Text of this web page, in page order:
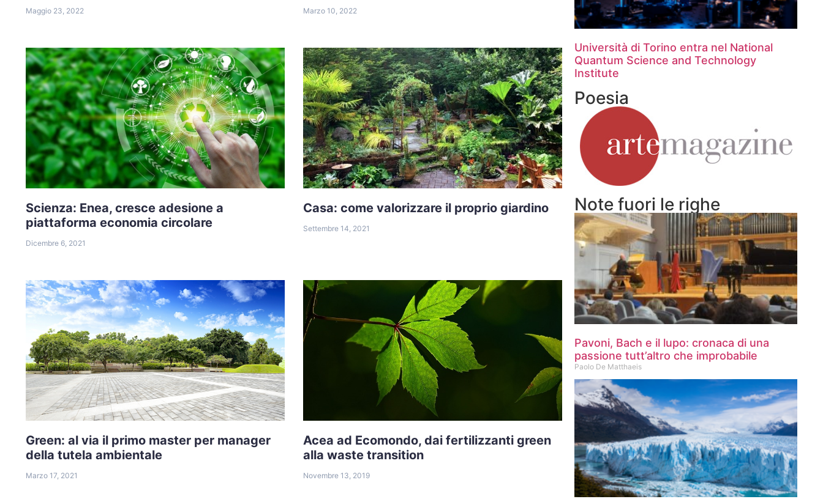
Maggio 23, 2022 Marzo 10, 2022
Scienza: Enea, cresce adesione a
piattaforma economia circolare
Dicembre 6, 2021
Casa: come valorizzare il proprio giardino
Settembre 14, 2021
Green: al via il primo master per manager
della tutela ambientale
Marzo 17, 2021
Acea ad Ecomondo, dai fertilizzanti green
alla waste transition
Novembre 13, 2019
Università di Torino entra nel National
Quantum Science and Technology
Institute
Poesia
Note fuori le righe
Pavoni, Bach e il lupo: cronaca di una
passione tutt’altro che improbabile
Paolo De Matthaeis